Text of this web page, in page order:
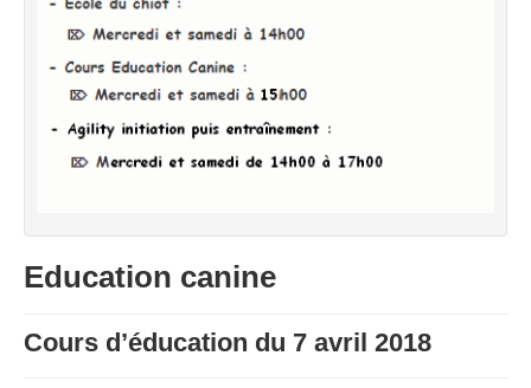
Education canine
Cours d’éducation du 7 avril 2018